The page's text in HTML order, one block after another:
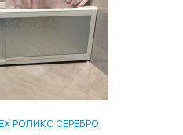
РОЛИКС СЕРЕБРО